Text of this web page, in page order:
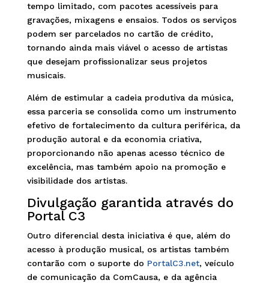
tempo limitado, com pacotes acessíveis para
gravações, mixagens e ensaios. Todos os serviços
podem ser parcelados no cartão de crédito,
tornando ainda mais viável o acesso de artistas
que desejam profissionalizar seus projetos
musicais.
Além de estimular a cadeia produtiva da música,
essa parceria se consolida como um instrumento
efetivo de fortalecimento da cultura periférica, da
produção autoral e da economia criativa,
proporcionando não apenas acesso técnico de
excelência, mas também apoio na promoção e
visibilidade dos artistas.
Divulgação garantida através do
Portal C3
Outro diferencial desta iniciativa é que, além do
acesso à produção musical, os artistas também
contarão com o suporte do PortalC3.net, veículo
de comunicação da ComCausa, e da agência